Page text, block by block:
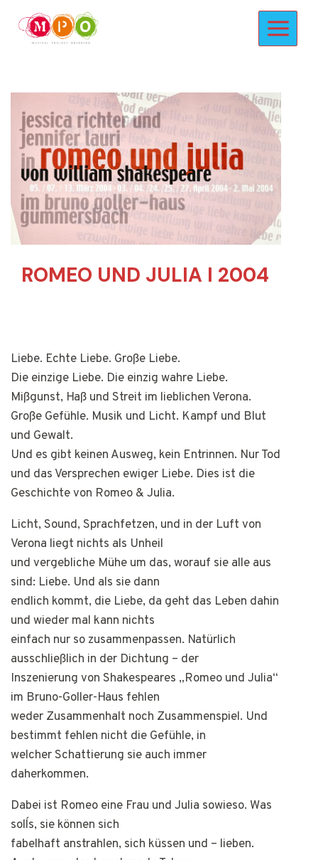
Inhalt
springen
ROMEO UND JULIA I 2004
Liebe. Echte Liebe. Große Liebe.
Die einzige Liebe. Die einzig wahre Liebe.
Mißgunst, Haß und Streit im lieblichen Verona.
Große Gefühle. Musik und Licht. Kampf und Blut
und Gewalt.
Und es gibt keinen Ausweg, kein Entrinnen. Nur Tod
und das Versprechen ewiger Liebe. Dies ist die
Geschichte von Romeo & Julia.
Licht, Sound, Sprachfetzen, und in der Luft von
Verona liegt nichts als Unheil
und vergebliche Mühe um das, worauf sie alle aus
sind: Liebe. Und als sie dann
endlich kommt, die Liebe, da geht das Leben dahin
und wieder mal kann nichts
einfach nur so zusammenpassen. Natürlich
ausschließlich in der Dichtung – der
Inszenierung von Shakespeares „Romeo und Julia“
im Bruno-Goller-Haus fehlen
weder Zusammenhalt noch Zusammenspiel. Und
bestimmt fehlen nicht die Gefühle, in
welcher Schattierung sie auch immer
daherkommen.
Dabei ist Romeo eine Frau und Julia sowieso. Was
soll´s, sie können sich
fabelhaft anstrahlen, sich küssen und – lieben.